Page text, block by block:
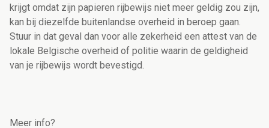
krijgt omdat zijn papieren rijbewijs niet meer geldig zou zijn,
kan bij diezelfde buitenlandse overheid in beroep gaan.
Stuur in dat geval dan voor alle zekerheid een attest van de
lokale Belgische overheid of politie waarin de geldigheid
van je rijbewijs wordt bevestigd.
Meer info?